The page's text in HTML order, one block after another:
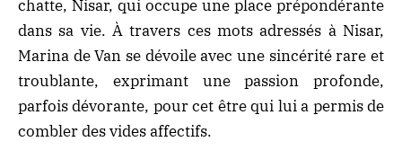
chatte, Nisar, qui occupe une place prépondérante
dans sa vie. À travers ces mots adressés à Nisar,
Marina de Van se dévoile avec une sincérité rare et
troublante, exprimant une passion profonde,
parfois dévorante, pour cet être qui lui a permis de
combler des vides affectifs.